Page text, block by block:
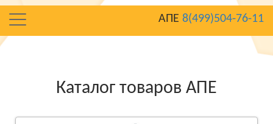
АПЕ 8(499)504-76-11
Каталог товаров АПЕ